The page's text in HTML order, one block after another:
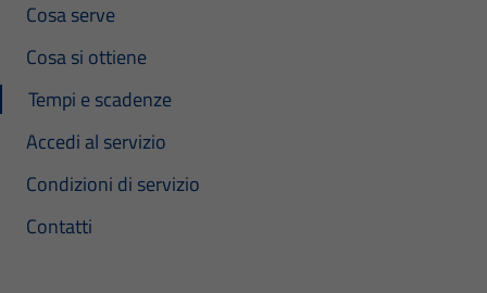
Cosa serve
Cosa si ottiene
Tempi e scadenze
Accedi al servizio
Condizioni di servizio
Contatti